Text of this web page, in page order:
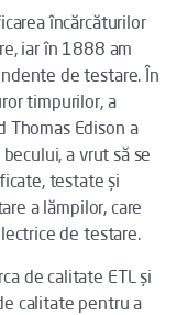
încărcăturilor
iar în 1888 am
de testare. În
timpurilor, a
Thomas Edison a
a vrut să se
testate și
a lămpilor, care
de testare.
de calitate ETL și
calitate pentru a